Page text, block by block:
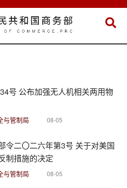
号 公布加强无人机相关两用物
与管制局 08-05
令二〇二六年第3号 关于对美国
制措施的决定
与管制局 08-05